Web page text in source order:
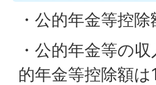
・公的年金等控
・公的年金等の
的年金等控除額